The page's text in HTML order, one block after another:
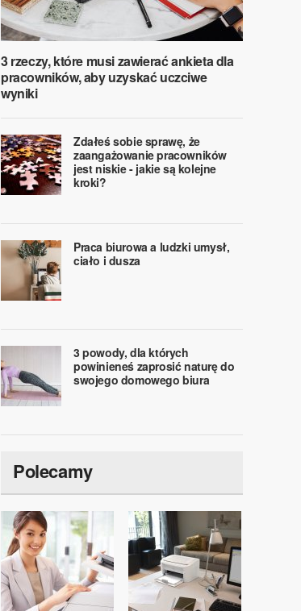
3 rzeczy, które musi zawierać ankieta dla
pracowników, aby uzyskać uczciwe
wyniki
Zdałeś sobie sprawę, że
zaangażowanie pracowników
jest niskie - jakie są kolejne
kroki?
Praca biurowa a ludzki umysł,
ciało i dusza
3 powody, dla których
powinieneś zaprosić naturę do
swojego domowego biura
Polecamy